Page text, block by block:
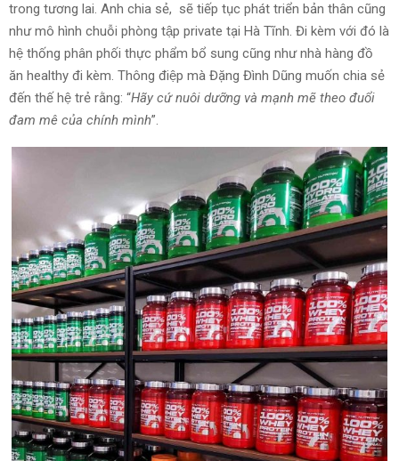
trong tương lai. Anh chia sẻ, sẽ tiếp tục phát triển bản thân cũng
như mô hình chuỗi phòng tập private tại Hà Tĩnh. Đi kèm với đó là
hệ thống phân phối thực phẩm bổ sung cũng như nhà hàng đồ
ăn healthy đi kèm. Thông điệp mà Đặng Đình Dũng muốn chia sẻ
đến thế hệ trẻ rằng: “Hãy cứ nuôi dưỡng và mạnh mẽ theo đuổi
đam mê của chính mình”.